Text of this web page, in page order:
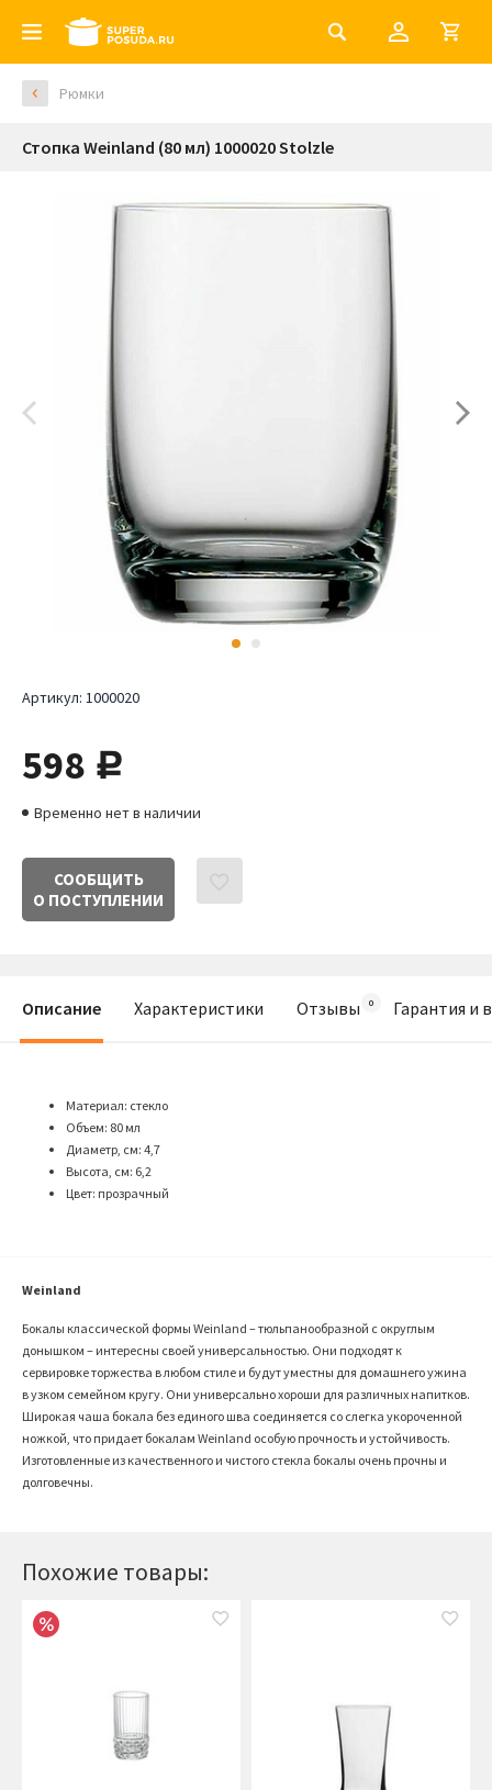
Рюмки
Стопка Weinland (80 мл) 1000020 Stolzle
Артикул: 1000020
598 руб.
Временно нет в наличии
СООБЩИТЬ
О ПОСТУПЛЕНИИ
Похожие товары:
Описание Характеристики Отзывы Гарантия и
Материал: стекло
Объем: 80 мл
Диаметр, см: 4,7
Высота, см: 6,2
Цвет: прозрачный
Weinland
Бокалы классической формы Weinland – тюльпанообразной с округлым
донышком – интересны своей универсальностью. Они подходят к
сервировке торжества в любом стиле и будут уместны для домашнего ужина
в узком семейном кругу. Они универсально хороши для различных напитков.
Широкая чаша бокала без единого шва соединяется со слегка укороченной
ножкой, что придает бокалам Weinland особую прочность и устойчивость.
Изготовленные из качественного и чистого стекла бокалы очень прочны и
долговечны.